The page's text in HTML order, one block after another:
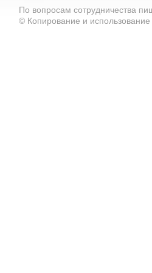
По вопросам сотрудничества
© Копирование и